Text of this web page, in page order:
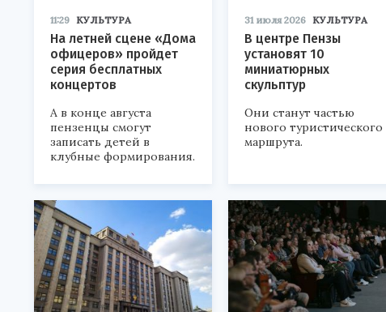
11:29 КУЛЬТУРА
На летней сцене «Дома
офицеров» пройдет
серия бесплатных
концертов
А в конце августа
пензенцы смогут
записать детей в
клубные формирования.
31 июля 2026 КУЛЬТУРА
В центре Пензы
установят 10
миниатюрных
скульптур
Они станут частью
нового туристического
маршрута.